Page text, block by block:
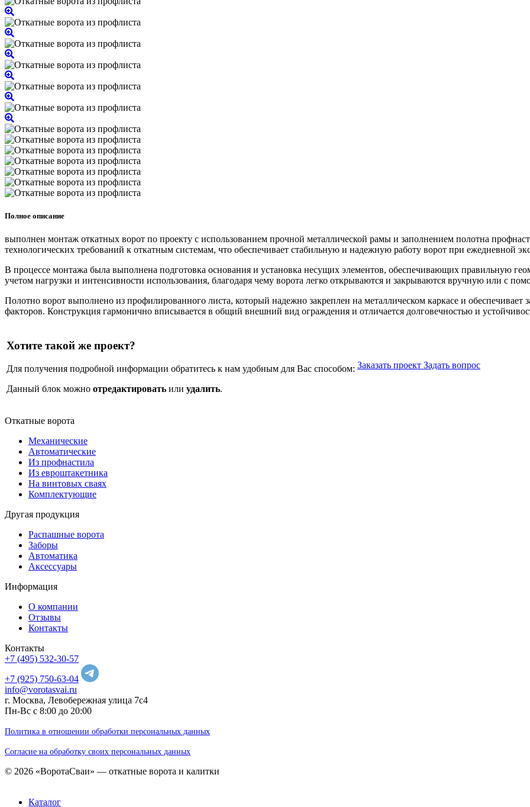
Полное описание
выполнен монтаж откатных ворот по проекту с использованием прочной металлической рамы и заполнением полотна
технологических требований к откатным системам, что обеспечивает стабильную и надежную работу ворот при ежедневной
В процессе монтажа была выполнена подготовка основания и установка несущих элементов, обеспечивающих правильную
учетом нагрузки и интенсивности использования, благодаря чему ворота легко открываются и закрываются вручную или с
Полотно ворот выполнено из профилированного листа, который надежно закреплен на металлическом каркасе и
факторов. Конструкция гармонично вписывается в общий внешний вид ограждения и отличается долговечностью и
Хотите такой же проект?
Для получения подробной информации обратитесь к нам удобным для Вас способом:
Данный блок можно отредактировать или удалить.
Заказать проект Задать вопрос
Откатные ворота
Механические
Автоматические
Из профнастила
Из евроштакетника
На винтовых сваях
Комплектующие
Другая продукция
Распашные ворота
Заборы
Автоматика
Аксессуары
Информация
О компании
Отзывы
Контакты
Контакты
+7 (495) 532-30-57
+7 (925) 750-63-04
info@vorotasvai.ru
г. Москва, Левобережная улица 7с4
Пн-Вс с 8:00 до 20:00
Политика в отношении обработки персональных данных
Cогласие на обработку своих персональных данных
© 2026 «ВоротаСваи» — откатные ворота и калитки
Каталог